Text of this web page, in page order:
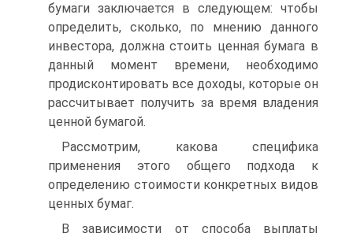
бумаги заключается в следующем: чтобы
определить, сколько, по мнению данного
инвестора, должна стоить ценная бумага в
данный момент времени, необходимо
продисконтировать все доходы, которые он
рассчитывает получить за время владения
ценной бумагой.
Рассмотрим, какова специфика
применения этого общего подхода к
определению стоимости конкретных видов
ценных бумаг.
В зависимости от способа выплаты